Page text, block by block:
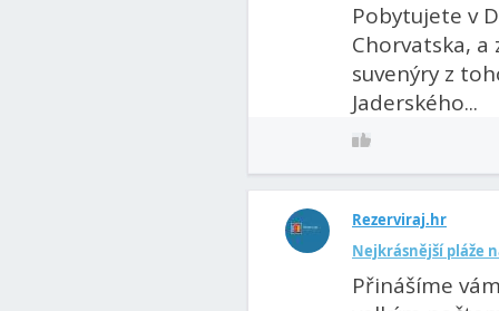
Pobytujete v
Chorvatska,
suvenýry z
Jaderského...
Rezerviraj.hr
Nejkrásnější pláže
Přinášíme